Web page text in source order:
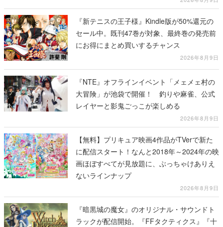
る
『新テニスの王子様』Kindle版が50%還元の
セール中。既刊47巻が対象、最終巻の発売前
にお得にまとめ買いするチャンス
2026年8月9日
『NTE』オフラインイベント「メェメェ村の
大冒険」が池袋で開催！ 釣りや麻雀、公式
レイヤーと影鬼ごっこが楽しめる
2026年8月9日
【無料】プリキュア映画4作品がTVerで新た
に配信スタート！なんと2018年～2024年の映
画ほぼすべてが見放題に、ぶっちゃけありえ
ないラインナップ
2026年8月9日
『暗黒城の魔女』のオリジナル・サウンドト
ラックが配信開始。『FFタクティクス』『十